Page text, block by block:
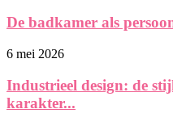
De badkamer als
6 mei 2026
Industrieel design: de
karakter...